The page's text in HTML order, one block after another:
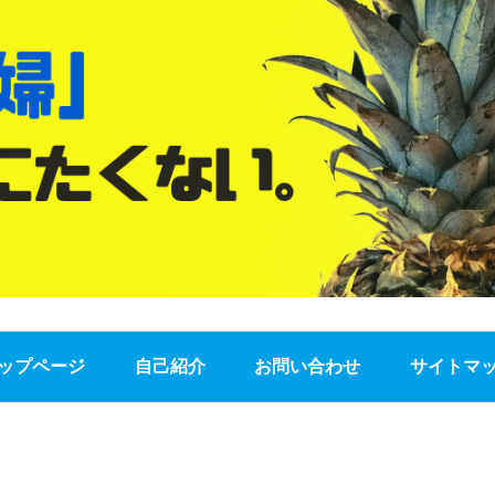
プページ 自己紹介 お問い合わせ サイトマ